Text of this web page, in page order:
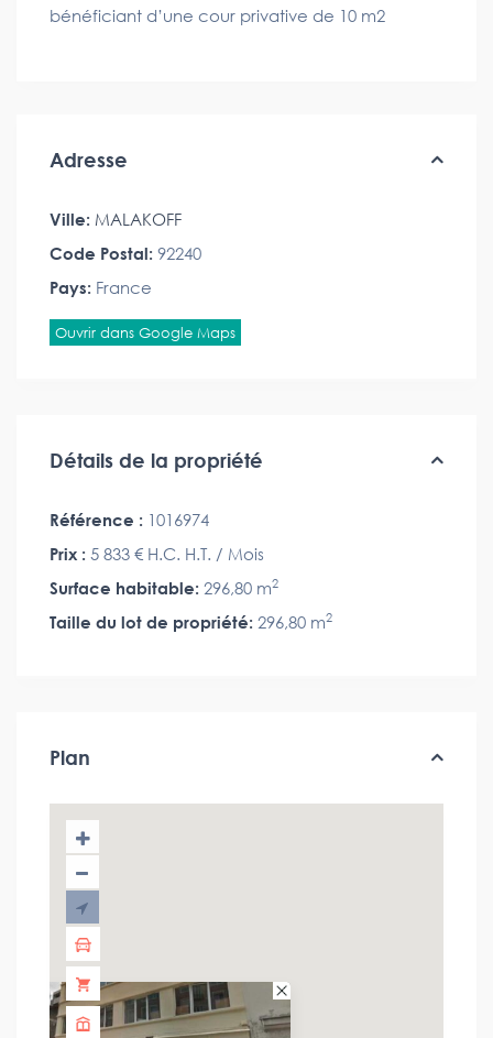
bénéficiant d’une cour privative de 10 m2
Adresse
Ville: MALAKOFF
Code Postal: 92240
Pays: France
Ouvrir dans Google Maps
Détails de la propriété
Référence : 1016974
Prix : 5 833 € H.C. H.T. / Mois
Surface habitable: 296,80 m2
Taille du lot de propriété: 296,80 m2
Plan